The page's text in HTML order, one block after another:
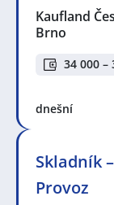
Kaufland
Brno
34 000 –
dnešní
Skladník
Provoz